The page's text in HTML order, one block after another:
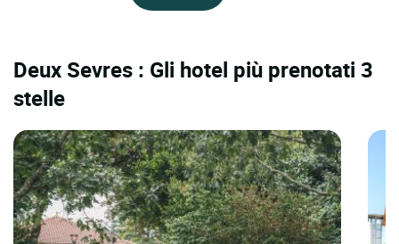
Deux Sevres : Gli hotel più prenotati 3
stelle